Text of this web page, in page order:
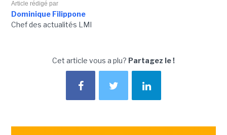
Article rédigé par
Dominique Filippone
Chef des actualités LMI
Cet article vous a plu? Partagez le !